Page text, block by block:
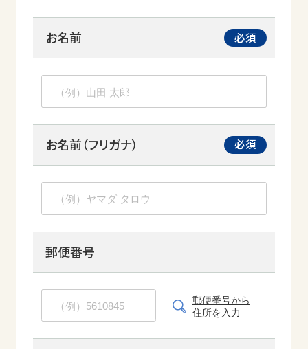
お名前
お名前（フリガナ）
郵便番号
郵便番号から
住所を入力